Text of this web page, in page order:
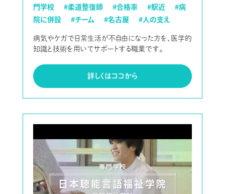
門学校
#柔道整復師 #合格率 #駅近
#病
院に併設
#チーム #名古屋 #人の支え
病気やケガで日常生活が不自由になった方を、医学的
知識と技術を用いてサポートする職業です。
詳しくはココから